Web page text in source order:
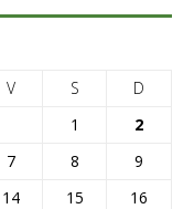
V S
D
1
2
7 8
9
14 15
16